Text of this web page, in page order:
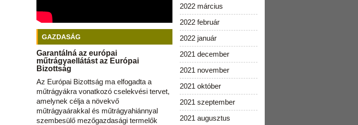
GAZDASÁG
Garantálná az európai
műtrágyaellátást az Európai
Bizottság
Az Európai Bizottság ma elfogadta a
műtrágyákra vonatkozó cselekvési tervet,
amelynek célja a növekvő
műtrágyaárakkal és műtrágyahiánnyal
szembesülő mezőgazdasági termelők
2022 március
2022 február
2022 január
2021 december
2021 november
2021 október
2021 szeptember
2021 augusztus